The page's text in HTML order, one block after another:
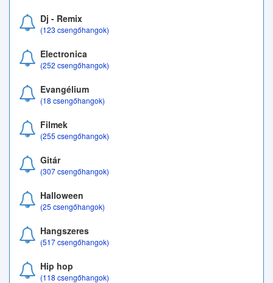
Dj - Remix
(123 csengőhangok)
Electronica
(252 csengőhangok)
Evangélium
(18 csengőhangok)
Filmek
(255 csengőhangok)
Gitár
(307 csengőhangok)
Halloween
(25 csengőhangok)
Hangszeres
(517 csengőhangok)
Hip hop
(118 csengőhangok)